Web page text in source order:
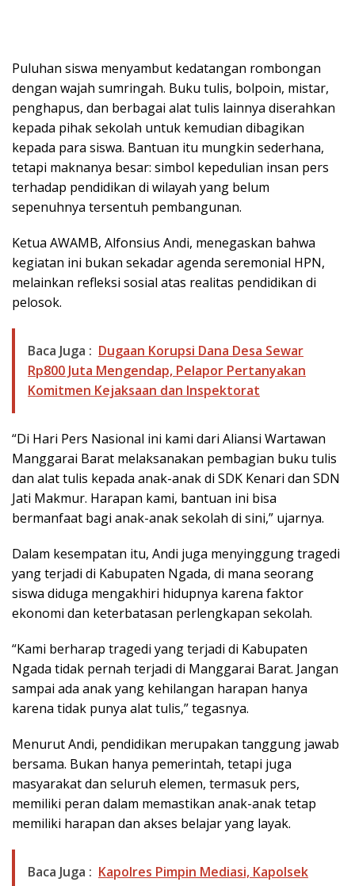
Puluhan siswa menyambut kedatangan rombongan
dengan wajah sumringah. Buku tulis, bolpoin, mistar,
penghapus, dan berbagai alat tulis lainnya diserahkan
kepada pihak sekolah untuk kemudian dibagikan
kepada para siswa. Bantuan itu mungkin sederhana,
tetapi maknanya besar: simbol kepedulian insan pers
terhadap pendidikan di wilayah yang belum
sepenuhnya tersentuh pembangunan.
Ketua AWAMB, Alfonsius Andi, menegaskan bahwa
kegiatan ini bukan sekadar agenda seremonial HPN,
melainkan refleksi sosial atas realitas pendidikan di
pelosok.
Baca Juga : Dugaan Korupsi Dana Desa Sewar
Rp800 Juta Mengendap, Pelapor Pertanyakan
Komitmen Kejaksaan dan Inspektorat
“Di Hari Pers Nasional ini kami dari Aliansi Wartawan
Manggarai Barat melaksanakan pembagian buku tulis
dan alat tulis kepada anak-anak di SDK Kenari dan SDN
Jati Makmur. Harapan kami, bantuan ini bisa
bermanfaat bagi anak-anak sekolah di sini,” ujarnya.
Dalam kesempatan itu, Andi juga menyinggung tragedi
yang terjadi di Kabupaten Ngada, di mana seorang
siswa diduga mengakhiri hidupnya karena faktor
ekonomi dan keterbatasan perlengkapan sekolah.
“Kami berharap tragedi yang terjadi di Kabupaten
Ngada tidak pernah terjadi di Manggarai Barat. Jangan
sampai ada anak yang kehilangan harapan hanya
karena tidak punya alat tulis,” tegasnya.
Menurut Andi, pendidikan merupakan tanggung jawab
bersama. Bukan hanya pemerintah, tetapi juga
masyarakat dan seluruh elemen, termasuk pers,
memiliki peran dalam memastikan anak-anak tetap
memiliki harapan dan akses belajar yang layak.
Baca Juga : Kapolres Pimpin Mediasi, Kapolsek